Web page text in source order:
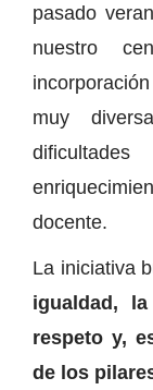
pasado
nuestro
muy
docente.
La iniciativa
igualdad,
respeto y,
de los